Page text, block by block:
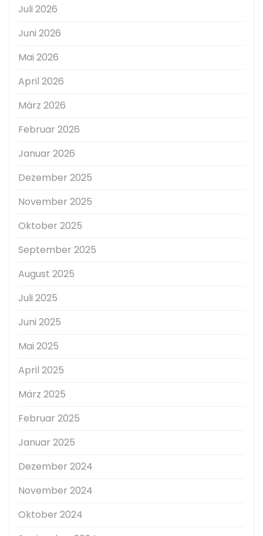
Juli 2026
Juni 2026
Mai 2026
April 2026
März 2026
Februar 2026
Januar 2026
Dezember 2025
November 2025
Oktober 2025
September 2025
August 2025
Juli 2025
Juni 2025
Mai 2025
April 2025
März 2025
Februar 2025
Januar 2025
Dezember 2024
November 2024
Oktober 2024